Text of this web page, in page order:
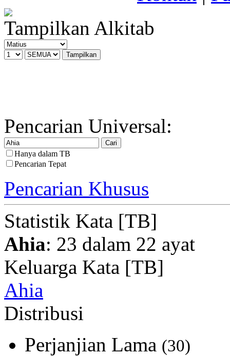
Tampilkan Alkitab
Pencarian Universal:
Hanya dalam TB
Pencarian Tepat
Pencarian Khusus
Statistik Kata [TB]
Ahia: 23 dalam 22 ayat
Keluarga Kata [TB]
Ahia
Distribusi
Perjanjian Lama (30)